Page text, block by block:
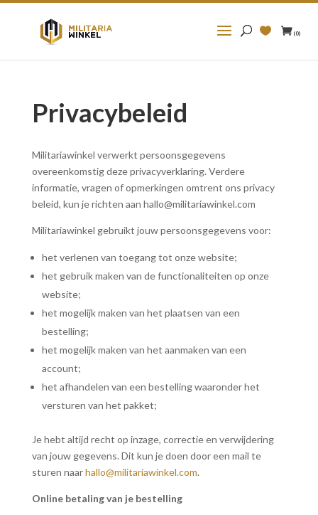
(0)
naar:
Privacybeleid
Militariawinkel verwerkt persoonsgegevens
overeenkomstig deze privacyverklaring. Verdere
informatie, vragen of opmerkingen omtrent ons privacy
beleid, kun je richten aan hallo@militariawinkel.com
Militariawinkel gebruikt jouw persoonsgegevens voor:
het verlenen van toegang tot onze website;
het gebruik maken van de functionaliteiten op onze
website;
het mogelijk maken van het plaatsen van een
bestelling;
het mogelijk maken van het aanmaken van een
account;
het afhandelen van een bestelling waaronder het
versturen van het pakket;
Je hebt altijd recht op inzage, correctie en verwijdering
van jouw gegevens. Dit kun je doen door een mail te
sturen naarhallo@militariawinkel.com.
Online betaling van je bestelling